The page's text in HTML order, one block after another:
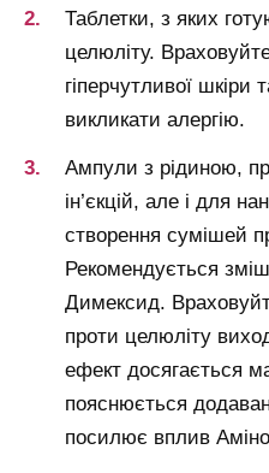
Таблетки, з яких
целюліту.
гіперчутливої шкіри
викликати алергію.
Ампули з рідиною,
ін’єкцій, але і для
створення сумішей
Рекомендується
Димексид.
проти целюліту
ефект досягається
пояснюється
посилює вплив